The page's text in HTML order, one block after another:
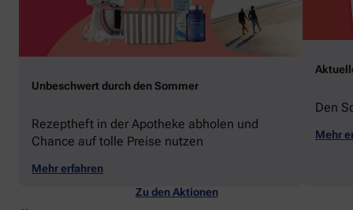
Unbeschwert durch den Sommer
Rezeptheft in der Apotheke abholen und
Chance auf tolle Preise nutzen
Mehr erfahren
Den
Mehr
Zu den Aktionen